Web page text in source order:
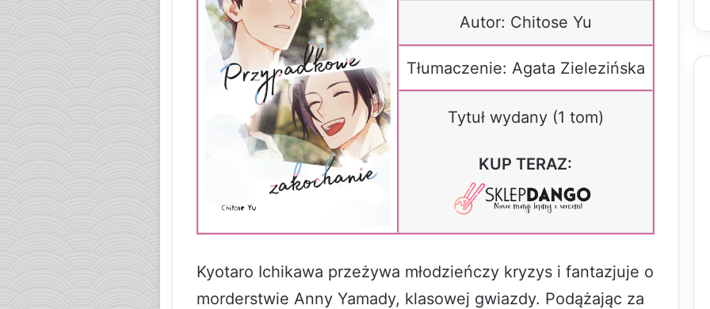
Autor: Chitose Yu
Tłumaczenie: Agata Zielezińska
Tytuł wydany (1 tom)
KUP TERAZ:
Kyotaro Ichikawa przeżywa młodzieńczy kryzys i fantazjuje o
morderstwie Anny Yamady, klasowej gwiazdy. Podążając za